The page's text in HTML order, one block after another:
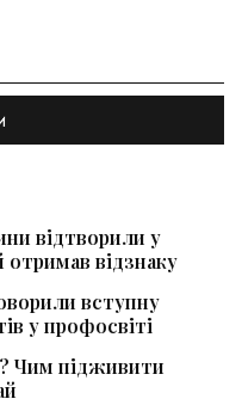
відтворили у
відзнаку
вступну
у профосвіті
Чим підживити